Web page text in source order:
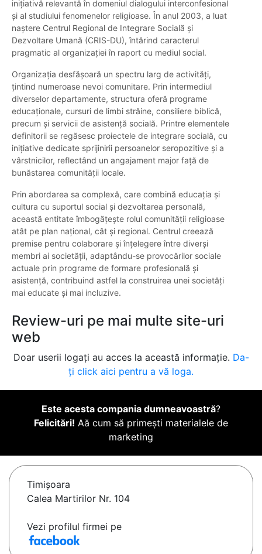
inițiativă relevantă în domeniul dialogului interconfesional
și al studiului fenomenelor religioase. În anul 2003, a luat
naștere Centrul Regional de Integrare Socială și
Dezvoltare Umană (CRIS-DU), întărind caracterul
pragmatic al organizației în raport cu mediul social.
Organizația desfășoară un spectru larg de activități,
țintind numeroase nevoi comunitare. Prin intermediul
diverselor departamente, structura oferă programe
educaționale, cursuri de limbi străine, consiliere biblică,
precum și servicii de asistență socială. Printre elementele
definitorii se regăsesc proiectele de integrare socială, cu
inițiative dedicate sprijinirii persoanelor seropozitive și a
vârstnicilor, reflectând un angajament major față de
bunăstarea comunității locale.
Prin abordarea sa complexă, care combină educația și
cultura cu suportul social și dezvoltarea personală,
această entitate îmbogățește rolul comunității religioase
atât pe plan național, cât și regional. Centrul creează
premise pentru colaborare și înțelegere între diverși
membri ai societății, adaptându-se provocărilor sociale
actuale prin programe de formare profesională și
asistență, contribuind astfel la construirea unei societăți
mai educate și mai incluzive.
Review-uri pe mai multe site-uri
web
Doar userii logați au acces la această informație. Da-
ți click aici pentru a vă loga.
Este acesta compania dumneavoastră?
Felicitări! Aă cum să primești materialele de
marketing
Timişoara
Calea Martirilor Nr. 104
Vezi profilul firmei pe